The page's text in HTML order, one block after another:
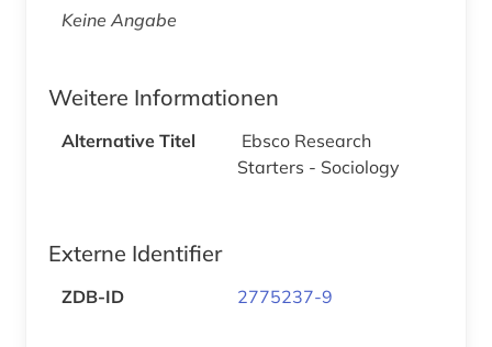
Keine Angabe
Weitere Informationen
Alternative Titel
Ebsco Research
Starters - Sociology
Externe Identifier
ZDB-ID 2775237-9